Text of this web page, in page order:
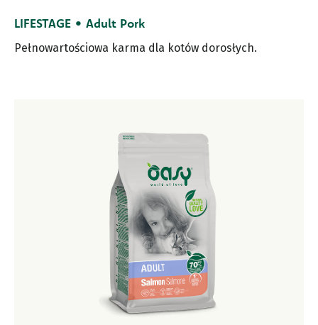
LIFESTAGE • Adult Pork
Pełnowartościowa karma dla kotów dorosłych.